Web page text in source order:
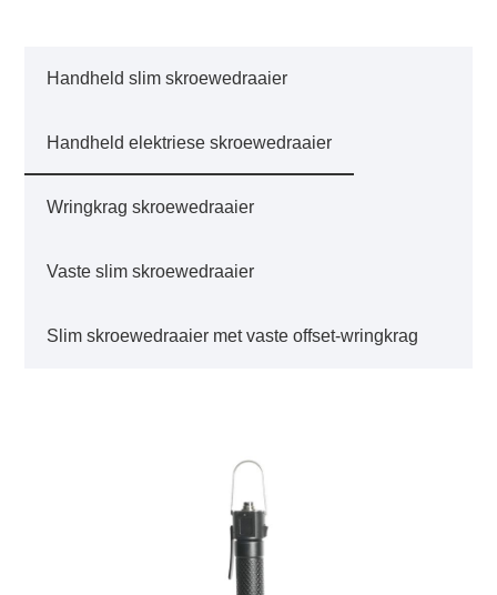
Handheld slim skroewedraaier
Handheld elektriese skroewedraaier
Wringkrag skroewedraaier
Vaste slim skroewedraaier
Slim skroewedraaier met vaste offset-wringkrag